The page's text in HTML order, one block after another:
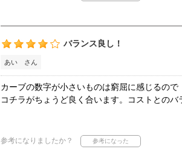
バランス良し！
あい さん
カーブの数字が小さいものは窮屈に感じるので
コチラがちょうど良く合います。コストとの
参考になりましたか？